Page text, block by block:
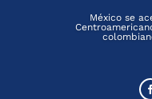
México se